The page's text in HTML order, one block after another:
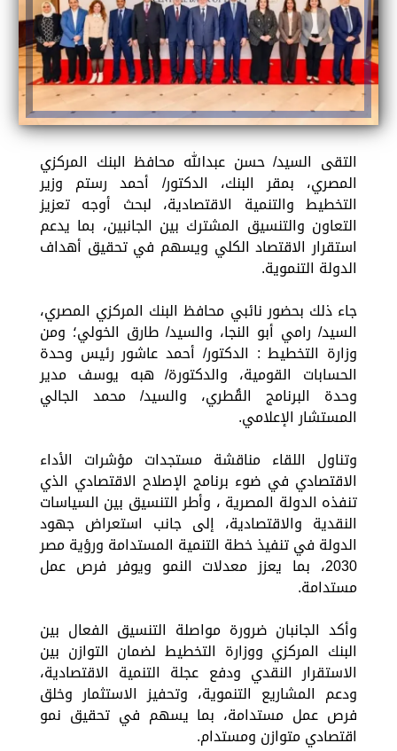
التقى السيد/ حسن عبدالله محافظ البنك المركزي
المصري، بمقر البنك، الدكتور/ أحمد رستم وزير
التخطيط والتنمية الاقتصادية، لبحث أوجه تعزيز
التعاون والتنسيق المشترك بين الجانبين، بما يدعم
استقرار الاقتصاد الكلي ويسهم في تحقيق أهداف
الدولة التنموية.
جاء ذلك بحضور نائبي محافظ البنك المركزي المصري،
السيد/ رامي أبو النجا، والسيد/ طارق الخولي؛ ومن
وزارة التخطيط : الدكتور/ أحمد عاشور رئيس وحدة
الحسابات القومية، والدكتورة/ هبه يوسف مدير
وحدة البرنامج القُطري، والسيد/ محمد الجالي
المستشار الإعلامي.
وتناول اللقاء مناقشة مستجدات مؤشرات الأداء
الاقتصادي في ضوء برنامج الإصلاح الاقتصادي الذي
تنفذه الدولة المصرية ، وأطر التنسيق بين السياسات
النقدية والاقتصادية، إلى جانب استعراض جهود
الدولة في تنفيذ خطة التنمية المستدامة ورؤية مصر
2030، بما يعزز معدلات النمو ويوفر فرص عمل
مستدامة.
وأكد الجانبان ضرورة مواصلة التنسيق الفعال بين
البنك المركزي ووزارة التخطيط لضمان التوازن بين
الاستقرار النقدي ودفع عجلة التنمية الاقتصادية،
ودعم المشاريع التنموية، وتحفيز الاستثمار وخلق
فرص عمل مستدامة، بما يسهم في تحقيق نمو
اقتصادي متوازن ومستدام.